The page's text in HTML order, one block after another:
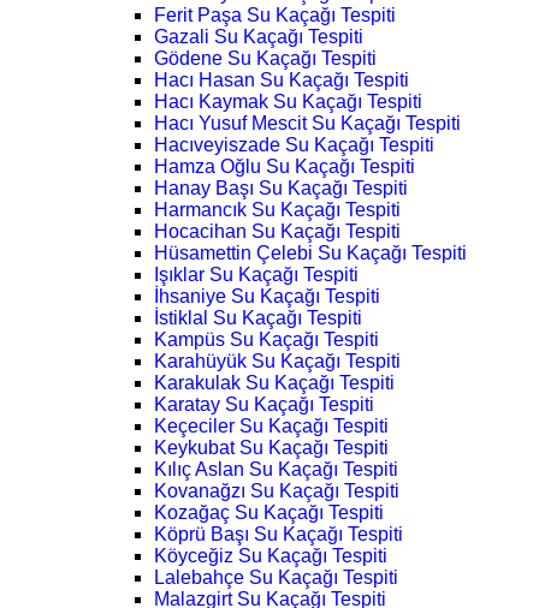
Ferit Paşa Su Kaçağı Tespiti
Gazali Su Kaçağı Tespiti
Gödene Su Kaçağı Tespiti
Hacı Hasan Su Kaçağı Tespiti
Hacı Kaymak Su Kaçağı Tespiti
Hacı Yusuf Mescit Su Kaçağı Tespiti
Hacıveyiszade Su Kaçağı Tespiti
Hamza Oğlu Su Kaçağı Tespiti
Hanay Başı Su Kaçağı Tespiti
Harmancık Su Kaçağı Tespiti
Hocacihan Su Kaçağı Tespiti
Hüsamettin Çelebi Su Kaçağı Tespiti
Işıklar Su Kaçağı Tespiti
İhsaniye Su Kaçağı Tespiti
İstiklal Su Kaçağı Tespiti
Kampüs Su Kaçağı Tespiti
Karahüyük Su Kaçağı Tespiti
Karakulak Su Kaçağı Tespiti
Karatay Su Kaçağı Tespiti
Keçeciler Su Kaçağı Tespiti
Keykubat Su Kaçağı Tespiti
Kılıç Aslan Su Kaçağı Tespiti
Kovanağzı Su Kaçağı Tespiti
Kozağaç Su Kaçağı Tespiti
Köprü Başı Su Kaçağı Tespiti
Köyceğiz Su Kaçağı Tespiti
Lalebahçe Su Kaçağı Tespiti
Malazgirt Su Kaçağı Tespiti